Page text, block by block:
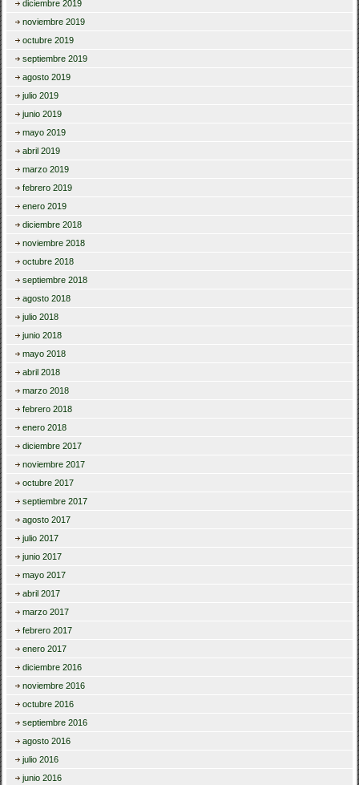
diciembre 2019
noviembre 2019
octubre 2019
septiembre 2019
agosto 2019
julio 2019
junio 2019
mayo 2019
abril 2019
marzo 2019
febrero 2019
enero 2019
diciembre 2018
noviembre 2018
octubre 2018
septiembre 2018
agosto 2018
julio 2018
junio 2018
mayo 2018
abril 2018
marzo 2018
febrero 2018
enero 2018
diciembre 2017
noviembre 2017
octubre 2017
septiembre 2017
agosto 2017
julio 2017
junio 2017
mayo 2017
abril 2017
marzo 2017
febrero 2017
enero 2017
diciembre 2016
noviembre 2016
octubre 2016
septiembre 2016
agosto 2016
julio 2016
junio 2016